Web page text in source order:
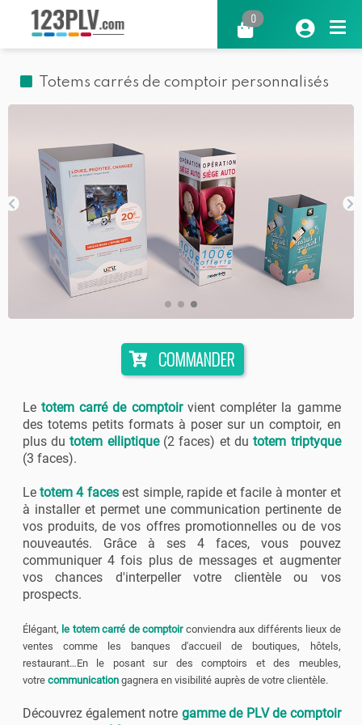
0
Totems carrés de comptoir personnalisés
COMMANDER
Letotem carré de comptoirvient compléter la gamme
des totems petits formats à poser sur un comptoir, en
plus du totem elliptique(2 faces) et dutotem triptyque
(3 faces).
Le totem 4 facesest simple, rapide et facile à monter et
à installer et permet une communication pertinente de
vos produits, de vos offres promotionnelles ou de vos
nouveautés. Grâce à ses 4 faces, vous pouvez
communiquer 4 fois plus de messages et augmenter
vos chances d'interpeller votre clientèle ou vos
prospects.
Élégant, le totem carré de comptoirconviendra aux différents lieux de
ventes comme les banques d'accueil de boutiques, hôtels,
restaurant…En le posant sur des comptoirs et des meubles,
votre communication gagnera en visibilité auprès de votre clientèle.
Découvrez également notre gamme de PLV de comptoir